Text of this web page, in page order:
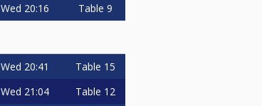
Wed 20:16 Table 9
Wed 20:41 Table 15
Wed 21:04 Table 12